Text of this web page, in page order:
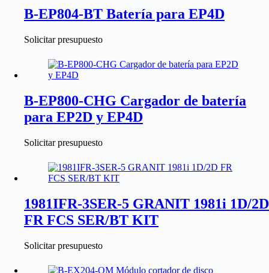
B-EP804-BT Batería para EP4D
Solicitar presupuesto
B-EP800-CHG Cargador de batería
para EP2D y EP4D
Solicitar presupuesto
1981IFR-3SER-5 GRANIT 1981i 1D/2D
FR FCS SER/BT KIT
Solicitar presupuesto